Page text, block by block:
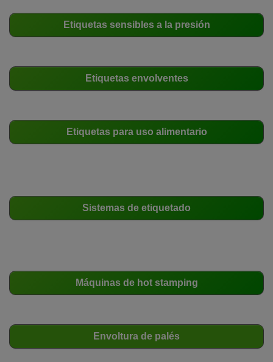
Etiquetas sensibles a la presión
Etiquetas envolventes
Etiquetas para uso alimentario
Sistemas de etiquetado
Máquinas de hot stamping
Envoltura de palés